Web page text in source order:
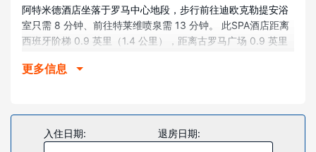
阿特米德酒店坐落于罗马中心地段，步行前往迪欧克勒提安浴
室只需 8 分钟、前往特莱维喷泉需 13 分钟。 此SPA酒店距离
西班牙阶梯 0.9 英里（1.4 公里），距离古罗马广场 0.9 英里
客房
中找到家的舒适。您的记忆海绵床垫卧床备有高档床上用品。
提供免费无线网络，方便您与朋友保持联系；数码频道可满足
您的娱乐需求。便利设施包括电话，以及保险箱和书桌。
更多信息
入住日期: 退房日期: